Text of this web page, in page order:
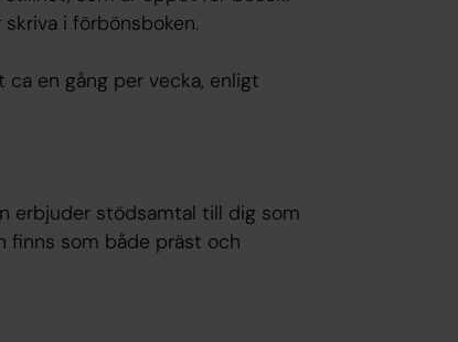
i förbönsboken.
en gång per vecka, enligt
erbjuder stödsamtal till dig som
finns som både präst och